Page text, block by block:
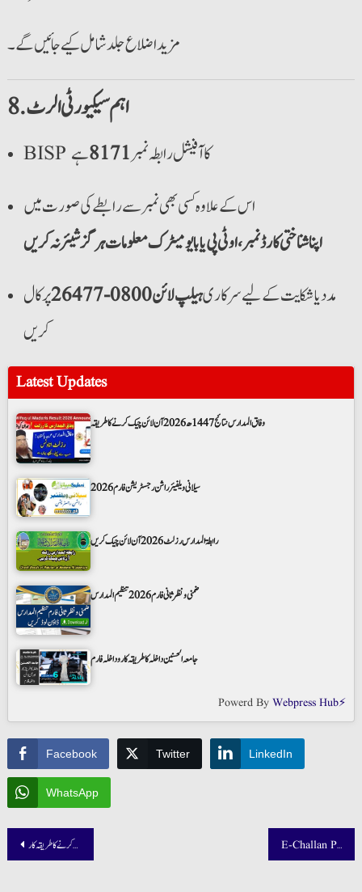
مزید اضلاع جلد شامل کیے جائیں گے۔
8. اہم سیکیورٹی الرٹ
BISP کا آفیشل رابطہ نمبر8171ہے
اس کے علاوہ کسی بھی نمبر سے رابطے کی صورت میں
اپنا شناختی کارڈ نمبر، او ٹی پی یا بایومیٹرک معلومات ہرگز شیئر نہ کریں
مدد یا شکایت کے لیے سرکاریہیلپ لائن 0800-26477
پر کال
کریں
Latest Updates
وفاق المدارس نتائج 1447ھ 2026 آن لائن چیک کرنے کا طریقہ
سیلانی ویلفیئر راشن رجسٹریشن فارم 2026
رابطۃ المدارس رزلٹ 2026 آن لائن چیک کریں
ضمنی و نظر ثانی فارم 2026 تنظیم المدارس
جامعہ الحسنین داخلہ کا طریقہ کار و داخلہ فارم
Powerd ByWebpress Hub⚡
Facebook Twitter LinkedIn
WhatsApp
Post
اخوت فاونڈیشن سے بلا سود قرضہ حاصل کرنے کا طریقہ کار E-Challan Pakistan: How to Check & Pay Traffic Challan Online in Punjab & Sindh (2025 Guide)